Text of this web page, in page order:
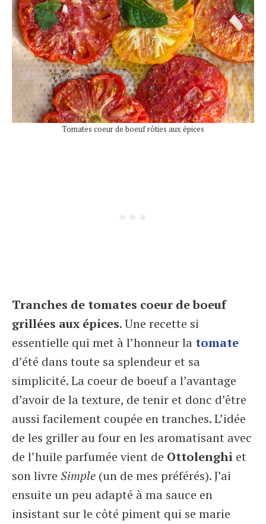
Tomates coeur de boeuf rôties aux épices
Tranches de tomates coeur de boeuf
grillées aux épices. Une recette si
essentielle qui met à l’honneur la tomate
d’été dans toute sa splendeur et sa
simplicité. La coeur de boeuf a l’avantage
d’avoir de la texture, de tenir et donc d’être
aussi facilement coupée en tranches. L’idée
de les griller au four en les aromatisant avec
de l’huile parfumée vient de Ottolenghi et
son livre Simple (un de mes préférés). J’ai
ensuite un peu adapté à ma sauce en
insistant sur le côté piment qui se marie